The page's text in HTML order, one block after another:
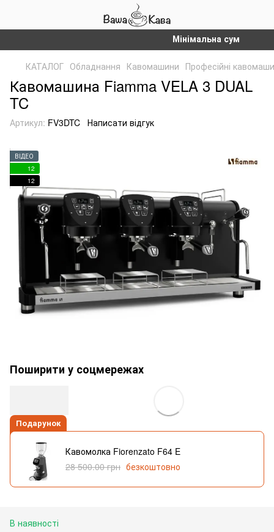
Мінімальна сума
КАТАЛОГ Обладнання Кавомашини Професійні
Кавомашина Fiamma VELA 3 DUAL
TC
Артикул: FV3DTC Написати відгук
ВІДЕО
12
12
Поширити у соцмережах
Подарунок
Кавомолка Fiorenzato F64 E
28 500.00 грн безкоштовно
В наявності